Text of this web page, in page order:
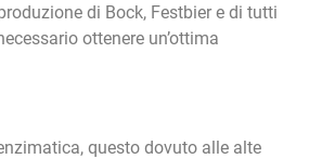
di Bock, Festbier e di tutti
ottenere un’ottima
questo dovuto alle alte